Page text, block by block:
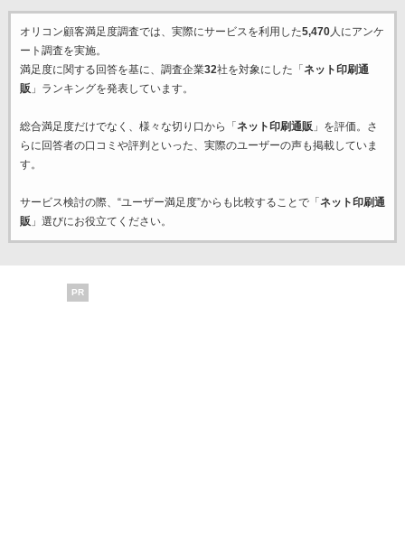
オリコン顧客満足度調査では、実際にサービスを利用した5,470人にアンケ
ート調査を実施。
満足度に関する回答を基に、調査企業32社を対象にした「 ネット印刷通
販 」ランキングを発表しています。
総合満足度だけでなく、様々な切り口から「 ネット印刷通販 」を評価。さ
らに回答者の口コミや評判といった、実際のユーザーの声も掲載していま
す。
サービス検討の際、“ユーザー満足度”からも比較することで「 ネット印刷通
販 」選びにお役立てください。
PR